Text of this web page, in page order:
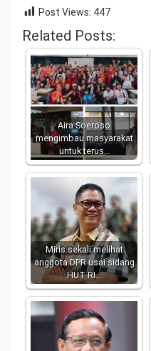
Post Views: 447
Related Posts:
Aira Soeroso
mengimbau masyarakat
untuk terus…
Miris sekali melihat
anggota DPR usai sidang
HUT RI…